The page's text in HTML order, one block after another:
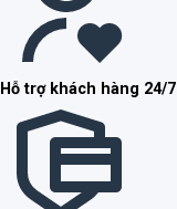
Hỗ trợ khách hàng 24/7